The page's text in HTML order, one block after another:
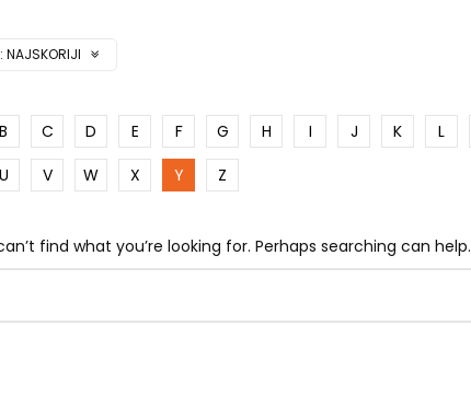
NAJSKORIJI
B C D E F G H I J K L
U V W X Y Z
find what you’re looking for. Perhaps searching can help.